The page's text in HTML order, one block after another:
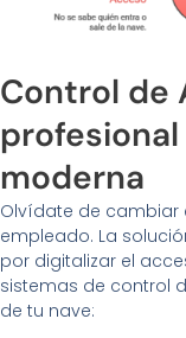
Control de
moderna
Olvídate de cambiar
empleado. La
por digitalizar el
sistemas de control
de tu nave: